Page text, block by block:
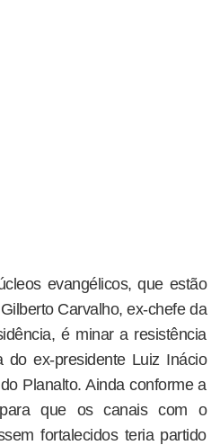
evangélicos, que estão
Carvalho, ex-chefe da
é minar a resistência
do ex-presidente Luiz Inácio
Planalto. Ainda conforme a
que os canais com o
fortalecidos teria partido